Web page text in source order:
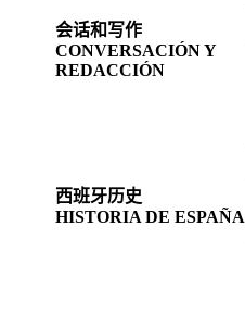
会话和写作
CONVERSACIÓN Y
REDACCIÓN
西班牙历史
HISTORIA DE ESPAÑA